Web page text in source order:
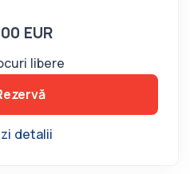
EUR
libere
detalii